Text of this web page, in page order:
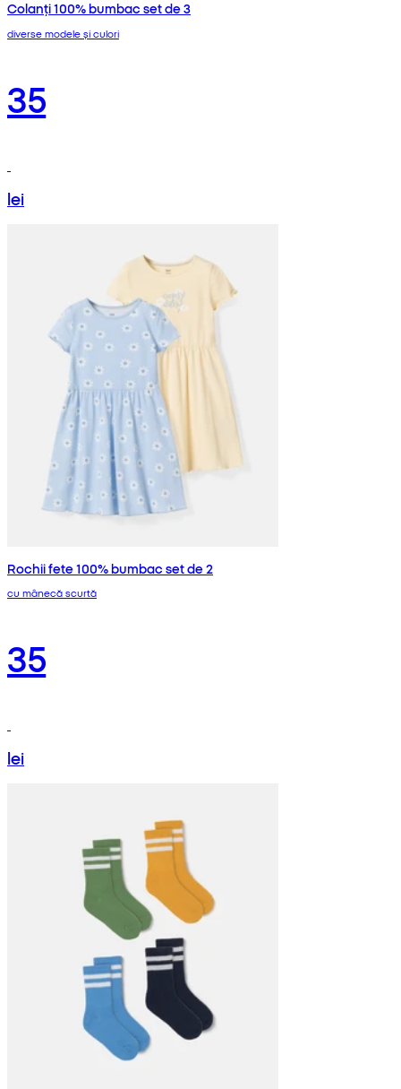
Colanți 100% bumbac set de 3
diverse modele și culori
35
lei
Rochii fete 100% bumbac set de 2
cu mânecă scurtă
35
lei